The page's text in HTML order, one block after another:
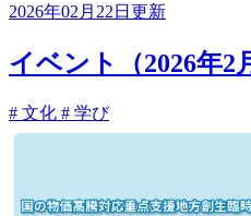
2026年02月22日更新
イベント（2026年2
# 文化 # 学び